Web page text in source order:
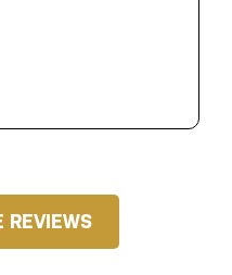
REVIEWS